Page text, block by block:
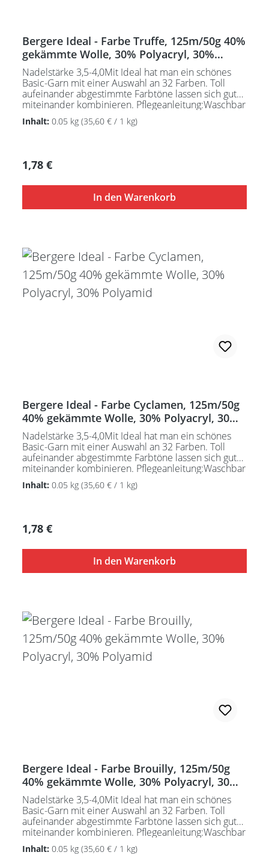
Bergere Ideal - Farbe Truffe, 125m/50g 40%
gekämmte Wolle, 30% Polyacryl, 30%
Polyamid
Nadelstärke 3,5-4,0Mit Ideal hat man ein schönes
Basic-Garn mit einer Auswahl an 32 Farben. Toll
aufeinander abgestimmte Farbtöne lassen sich gut
miteinander kombinieren. Pflegeanleitung:Waschbar
bei 30°C - sehr schonend / Wolle(Wollschleudern /
nicht schleudern)
Inhalt: 0.05 kg (35,60 € / 1 kg)
Regulärer Preis:
1,78 €
In den Warenkorb
Bergere Ideal - Farbe Cyclamen, 125m/50g
40% gekämmte Wolle, 30% Polyacryl, 30%
Polyamid
Nadelstärke 3,5-4,0Mit Ideal hat man ein schönes
Basic-Garn mit einer Auswahl an 32 Farben. Toll
aufeinander abgestimmte Farbtöne lassen sich gut
miteinander kombinieren. Pflegeanleitung:Waschbar
bei 30°C - sehr schonend / Wolle(Wollschleudern /
nicht schleudern)
Inhalt: 0.05 kg (35,60 € / 1 kg)
Regulärer Preis:
1,78 €
In den Warenkorb
Bergere Ideal - Farbe Brouilly, 125m/50g
40% gekämmte Wolle, 30% Polyacryl, 30%
Polyamid
Nadelstärke 3,5-4,0Mit Ideal hat man ein schönes
Basic-Garn mit einer Auswahl an 32 Farben. Toll
aufeinander abgestimmte Farbtöne lassen sich gut
miteinander kombinieren. Pflegeanleitung:Waschbar
bei 30°C - sehr schonend / Wolle(Wollschleudern /
nicht schleudern)
Inhalt: 0.05 kg (35,60 € / 1 kg)